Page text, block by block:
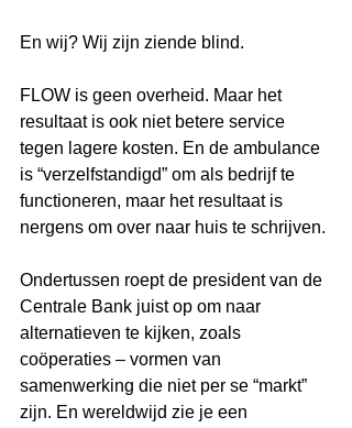
En wij? Wij zijn ziende blind.
FLOW is geen overheid. Maar het
resultaat is ook niet betere service
tegen lagere kosten. En de ambulance
is “verzelfstandigd” om als bedrijf te
functioneren, maar het resultaat is
nergens om over naar huis te schrijven.
Ondertussen roept de president van de
Centrale Bank juist op om naar
alternatieven te kijken, zoals
coöperaties – vormen van
samenwerking die niet per se “markt”
zijn. En wereldwijd zie je een